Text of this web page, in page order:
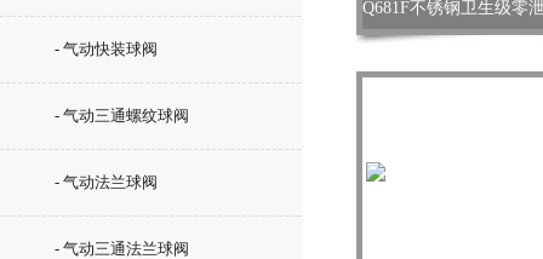
- 气动快装球阀
- 气动三通螺纹球阀
- 气动法兰球阀
- 气动三通法兰球阀